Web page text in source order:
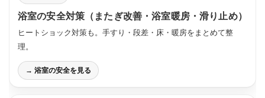
浴室の安全対策（またぎ改善・浴室暖房・滑り止め）
ヒートショック対策も。手すり・段差・床・暖房をまとめて整
理。
→ 浴室の安全を見る